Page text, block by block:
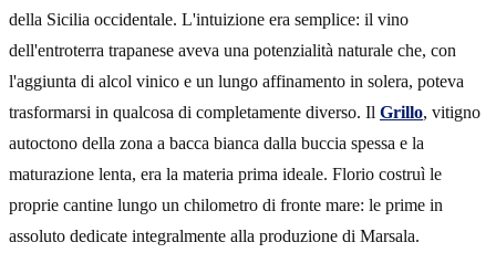
della Sicilia occidentale. L'intuizione era semplice: il vino
dell'entroterra trapanese aveva una potenzialità naturale che, con
l'aggiunta di alcol vinico e un lungo affinamento in solera, poteva
trasformarsi in qualcosa di completamente diverso. Il Grillo, vitigno
autoctono della zona a bacca bianca dalla buccia spessa e la
maturazione lenta, era la materia prima ideale. Florio costruì le
proprie cantine lungo un chilometro di fronte mare: le prime in
assoluto dedicate integralmente alla produzione di Marsala.